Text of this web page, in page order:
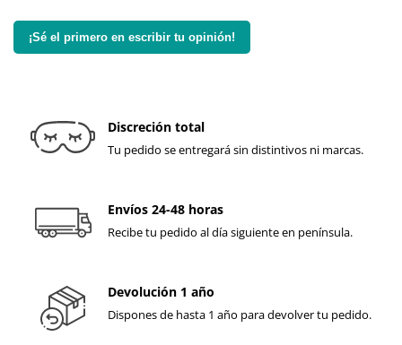
¡Sé el primero en escribir tu opinión!
Discreción total
Tu pedido se entregará sin distintivos ni marcas.
Envíos 24-48 horas
Recibe tu pedido al día siguiente en península.
Devolución 1 año
Dispones de hasta 1 año para devolver tu pedido.